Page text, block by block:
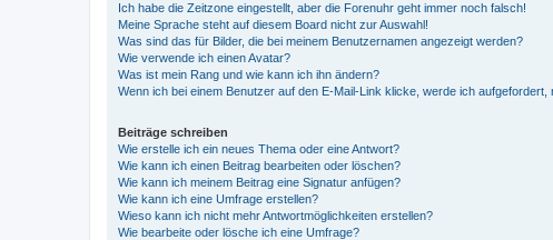
Ich habe die Zeitzone eingestellt, aber die Forenuhr geht immer noch falsch!
Meine Sprache steht auf diesem Board nicht zur Auswahl!
Was sind das für Bilder, die bei meinem Benutzernamen angezeigt werden?
Wie verwende ich einen Avatar?
Was ist mein Rang und wie kann ich ihn ändern?
Wenn ich bei einem Benutzer auf den E-Mail-Link klicke, werde ich aufgefordert,
Beiträge schreiben
Wie erstelle ich ein neues Thema oder eine Antwort?
Wie kann ich einen Beitrag bearbeiten oder löschen?
Wie kann ich meinem Beitrag eine Signatur anfügen?
Wie kann ich eine Umfrage erstellen?
Wieso kann ich nicht mehr Antwortmöglichkeiten erstellen?
Wie bearbeite oder lösche ich eine Umfrage?